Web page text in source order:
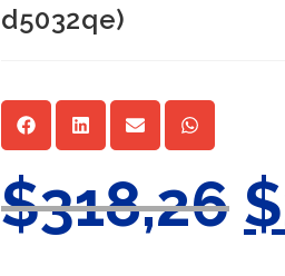
d5032qe)
$318,26 $